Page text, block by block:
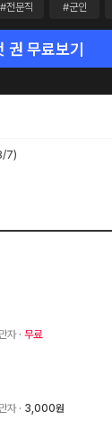
#전문직 #군인
권 무료보기
7)
자 무료
자 3,000원